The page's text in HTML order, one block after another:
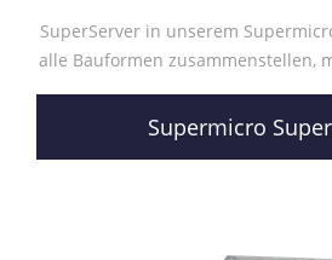
SuperServer in unserem
alle Bauformen zusammenstellen,
Supermicro